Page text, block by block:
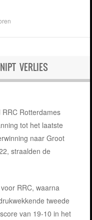
VERLIES
Rotterdames
tot het laatste
naar Groot
straalden de
RRC, waarna
tweede
van 19-10 in het